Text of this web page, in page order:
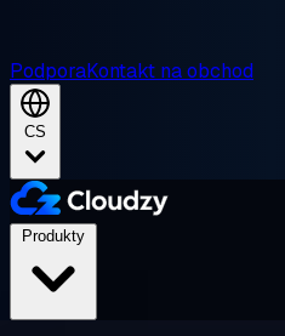
PodporaKontakt na obchod
CS